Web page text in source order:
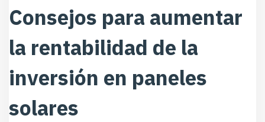
Consejos para aumentar
la rentabilidad de la
inversión en paneles
solares